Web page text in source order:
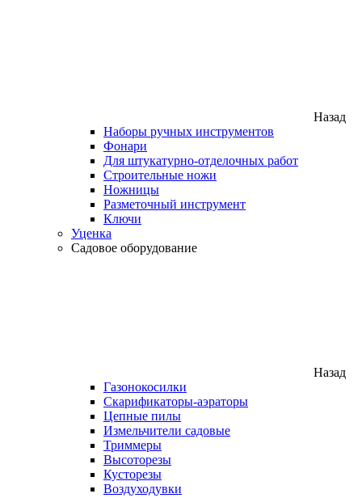
Назад
Наборы ручных инструментов
Фонари
Для штукатурно-отделочных работ
Строительные ножи
Ножницы
Разметочный инструмент
Ключи
Уценка
Садовое оборудование
Назад
Газонокосилки
Скарификаторы-аэраторы
Цепные пилы
Измельчители садовые
Триммеры
Высоторезы
Кусторезы
Воздуходувки